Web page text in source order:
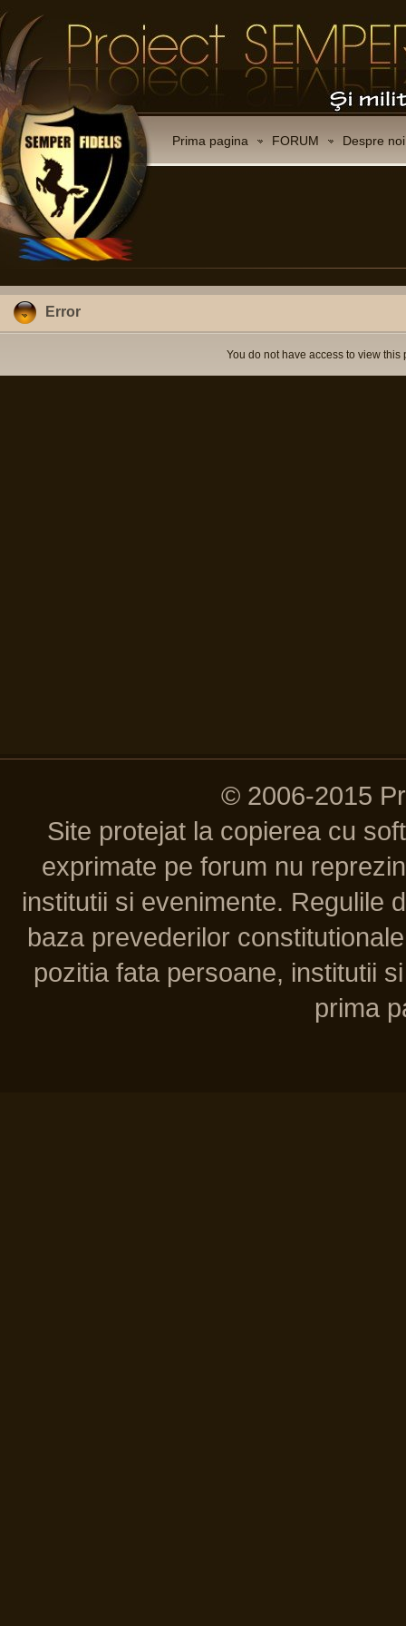
Prima pagina FORUM Despre noi
Error
You do not have access to view this
© 2006-2015
Site protejat la copierea cu
exprimate pe forum nu
institutii si evenimente. Regulile
baza prevederilor
pozitia fata persoane, institutii
prima